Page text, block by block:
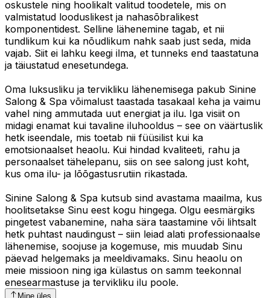
oskustele ning hoolikalt valitud toodetele, mis on
valmistatud looduslikest ja nahasõbralikest
komponentidest. Selline lähenemine tagab, et nii
tundlikum kui ka nõudlikum nahk saab just seda, mida
vajab. Siit ei lahku keegi ilma, et tunneks end taastatuna
ja täiustatud enesetundega.
Oma luksusliku ja tervikliku lähenemisega pakub Sinine
Salong & Spa võimalust taastada tasakaal keha ja vaimu
vahel ning ammutada uut energiat ja ilu. Iga visiit on
midagi enamat kui tavaline iluhooldus – see on väärtuslik
hetk iseendale, mis toetab nii füüsilist kui ka
emotsionaalset heaolu. Kui hindad kvaliteeti, rahu ja
personaalset tähelepanu, siis on see salong just koht,
kus oma ilu- ja lõõgastusrutiin rikastada.
Sinine Salong & Spa kutsub sind avastama maailma, kus
hoolitsetakse Sinu eest kogu hingega. Olgu eesmärgiks
pingetest vabanemine, naha sära taastamine või lihtsalt
hetk puhtast naudingust – siin leiad alati professionaalse
lähenemise, soojuse ja kogemuse, mis muudab Sinu
päevad helgemaks ja meeldivamaks. Sinu heaolu on
meie missioon ning iga külastus on samm teekonnal
enesearmastuse ja tervikliku ilu poole.
Mine üles